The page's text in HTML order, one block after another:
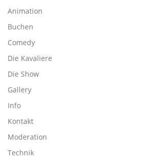
Animation
Buchen
Comedy
Die Kavaliere
Die Show
Gallery
Info
Kontakt
Moderation
Technik